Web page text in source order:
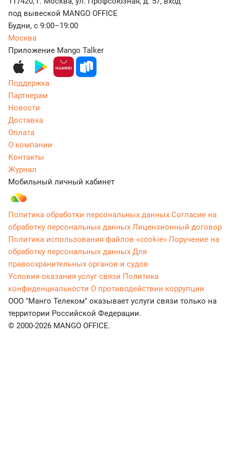
под вывеской MANGO OFFICE
Будни, с 9:00–19:00
Москва
Приложение Mango Talker
Поддержка
Партнерам
Новости
Доставка
Оплата
О компании
Контакты
Журнал
Мобильный личный кабинет
Политика обработки персональных данных Согласие на
обработку персональных данных Лицензионный договор
Политика использования файлов «cookie» Поручение на
обработку персональных данных Для
правоохранительных органов и судов
Условия оказания услуг связи Политика
конфиденциальности О противодействии коррупции
ООО "Манго Телеком" оказывает услуги связи только на
территории Российской Федерации.
© 2000-2026 MANGO OFFICE.